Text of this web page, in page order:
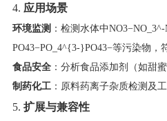
4. ​ 应用场景
环境监测 ​：检测水体中NO3−NO_3^-
PO43−PO_4^{3-}PO43−等污染物，
食品安全：分析食品添加剂（如甜
制药化工：原料药离子杂质检测及工
5. ​ 扩展与兼容性